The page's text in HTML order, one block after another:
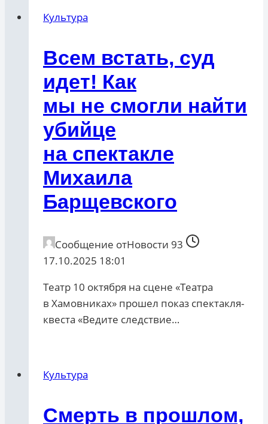
Культура
Всем встать, суд
идет! Как
мы не смогли найти
убийцe
на спектакле
Михаила
Барщевского
Сообщение отНовости 93
17.10.2025 18:01
Театр 10 октября на сцене «Театра
в Хамовниках» прошел показ спектакля-
квеста «Ведите следствие…
Культура
Смерть в прошлом,